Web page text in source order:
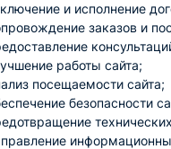
и исполнение
заказов и
работы сайта;
посещаемости сайта;
безопасности